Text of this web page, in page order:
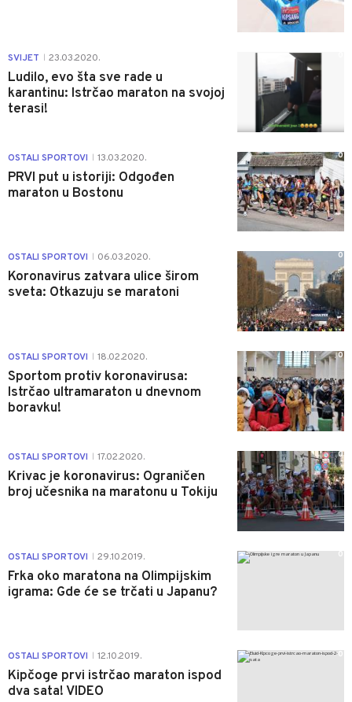
SVIJET 23.03.2020.
Ludilo, evo šta sve rade u
karantinu: Istrčao maraton na svojoj
terasi!
OSTALI SPORTOVI 13.03.2020.
PRVI put u istoriji: Odgođen
maraton u Bostonu
0
OSTALI SPORTOVI 06.03.2020.
Koronavirus zatvara ulice širom
sveta: Otkazuju se maratoni
0
OSTALI SPORTOVI 18.02.2020.
Sportom protiv koronavirusa:
Istrčao ultramaraton u dnevnom
boravku!
0
OSTALI SPORTOVI 17.02.2020.
Krivac je koronavirus: Ograničen
broj učesnika na maratonu u Tokiju
0
OSTALI SPORTOVI 29.10.2019.
Frka oko maratona na Olimpijskim
igrama: Gde će se trčati u Japanu?
0
OSTALI SPORTOVI 12.10.2019.
Kipčoge prvi istrčao maraton ispod
dva sata! VIDEO
0